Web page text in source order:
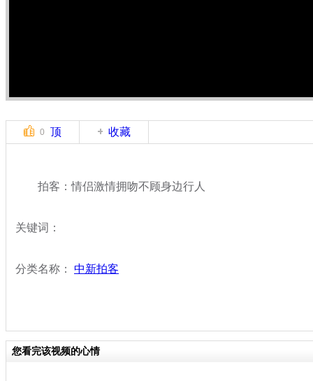
0 顶 收藏
拍客：情侣激情拥吻不顾身边行人
关键词：
分类名称： 中新拍客
您看完该视频的心情